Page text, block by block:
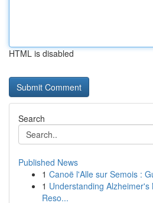
HTML is disabled
Search
Published News
1 Canoë l'Alle sur Semois :
1 Understanding
Reso...